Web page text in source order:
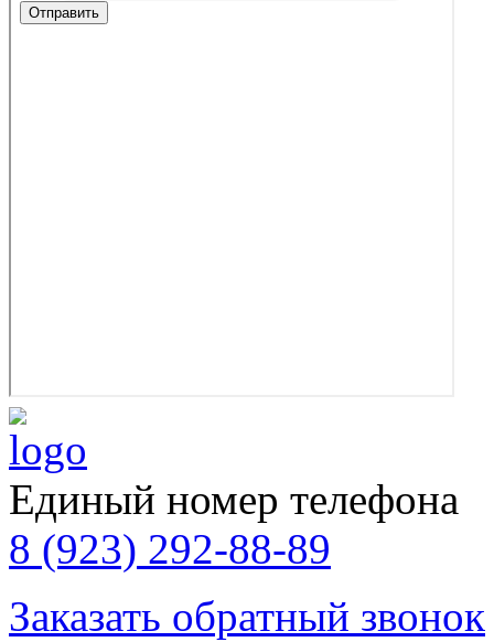
Единый номер телефона
8 (923) 292-88-89
Заказать обратный звонок